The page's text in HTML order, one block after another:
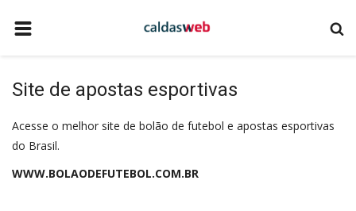
NOTÍCIAS
COMO ANUNCIAR
Site de apostas esportivas
Acesse o melhor site de bolão de futebol e apostas esportivas
do Brasil.
WWW.BOLAODEFUTEBOL.COM.BR